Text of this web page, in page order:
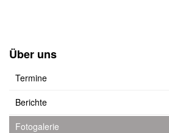
Über uns
Termine
Berichte
Fotogalerie